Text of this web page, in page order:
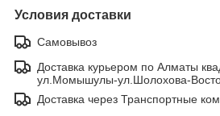
Условия доставки
Самовывоз
Доставка курьером по Алматы
ул.Момышулы-ул.Шолохова-
Доставка через Транспортные